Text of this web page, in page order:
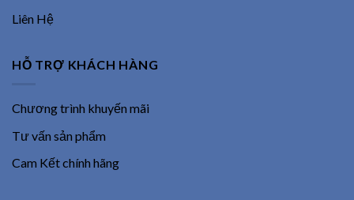
Liên Hệ
HỖ TRỢ KHÁCH HÀNG
Chương trình khuyến mãi
Tư vấn sản phẩm
Cam Kết chính hãng